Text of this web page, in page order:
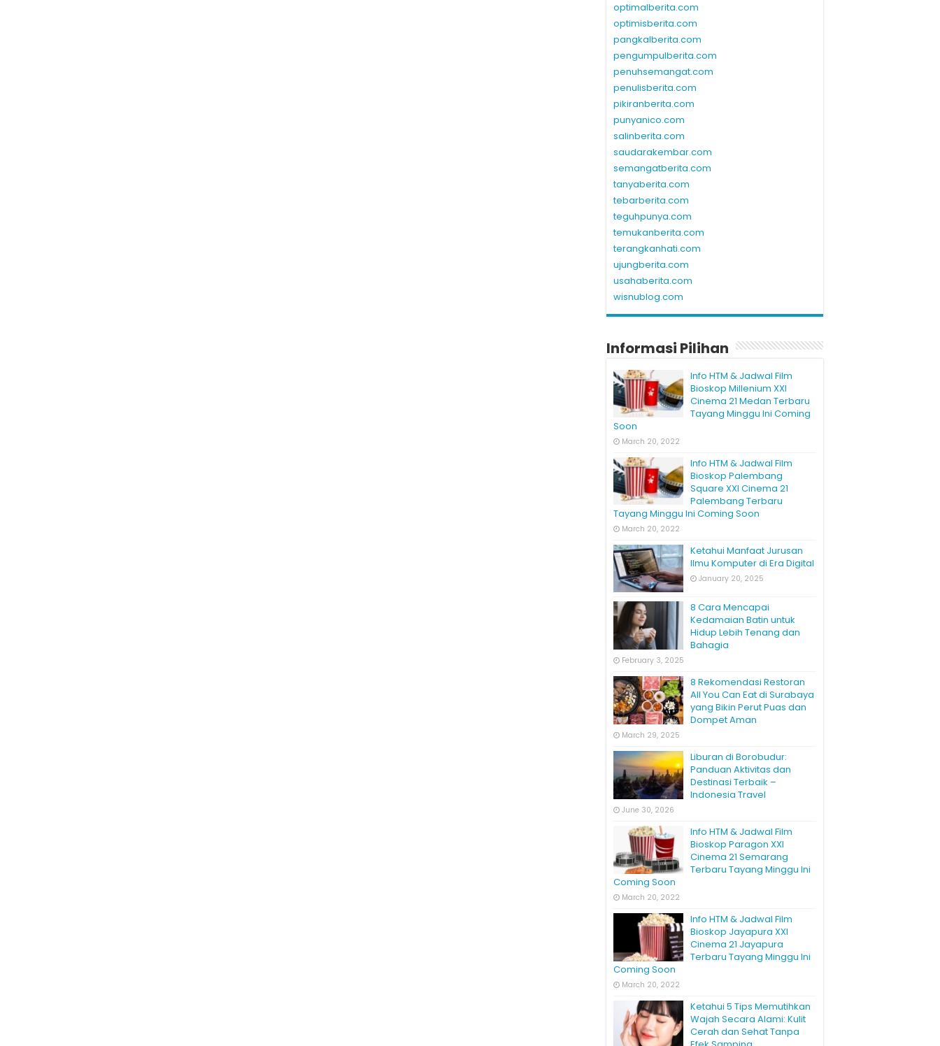
optimalberita.com
optimisberita.com
pangkalberita.com
pengumpulberita.com
penuhsemangat.com
penulisberita.com
pikiranberita.com
punyanico.com
salinberita.com
saudarakembar.com
semangatberita.com
tanyaberita.com
tebarberita.com
teguhpunya.com
temukanberita.com
terangkanhati.com
ujungberita.com
usahaberita.com
wisnublog.com
Informasi Pilihan
Info HTM & Jadwal Film
Bioskop Millenium XXI
Cinema 21 Medan Terbaru
Tayang Minggu Ini Coming
Soon
March 20, 2022
Info HTM & Jadwal Film
Bioskop Palembang
Square XXI Cinema 21
Palembang Terbaru
Tayang Minggu Ini Coming Soon
March 20, 2022
Ketahui Manfaat Jurusan
Ilmu Komputer di Era Digital
January 20, 2025
8 Cara Mencapai
Kedamaian Batin untuk
Hidup Lebih Tenang dan
Bahagia
February 3, 2025
8 Rekomendasi Restoran
All You Can Eat di Surabaya
yang Bikin Perut Puas dan
Dompet Aman
March 29, 2025
Liburan di Borobudur:
Panduan Aktivitas dan
Destinasi Terbaik –
Indonesia Travel
June 30, 2026
Info HTM & Jadwal Film
Bioskop Paragon XXI
Cinema 21 Semarang
Terbaru Tayang Minggu Ini
Coming Soon
March 20, 2022
Info HTM & Jadwal Film
Bioskop Jayapura XXI
Cinema 21 Jayapura
Terbaru Tayang Minggu Ini
Coming Soon
March 20, 2022
Ketahui 5 Tips Memutihkan
Wajah Secara Alami: Kulit
Cerah dan Sehat Tanpa